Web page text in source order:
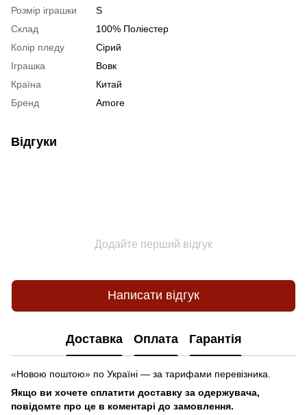
Розмір іграшки
S
Склад
100% Поліестер
Колір пледу
Сірий
Іграшка
Вовк
Країна
Китай
Бренд
Amore
Відгуки
Додайте перший відгук
Написати відгук
Доставка Оплата Гарантія
«Новою поштою» по Україні — за тарифами перевізника.
Якщо ви хочете сплатити доставку за одержувача,
повідомте про це в коментарі до замовлення.